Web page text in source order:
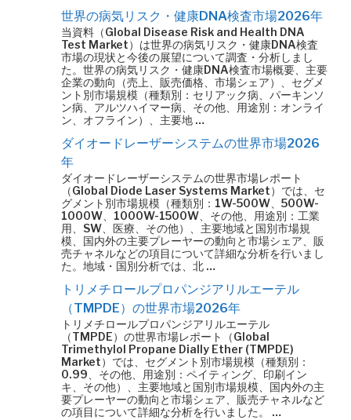
世界の病気リスク・健康DNA検査市場2026年
当資料（Global Disease Risk and Health DNA
Test Market）は世界の病気リスク・健康DNA検査
市場の現状と今後の展望について調査・分析しまし
た。世界の病気リスク・健康DNA検査市場概要、主要
企業の動向（売上、販売価格、市場シェア）、セグメ
ント別市場規模（種類別：セリアック病、パーキンソ
ン病、アルツハイマー病、その他、用途別：オンライ
ン、オフライン）、主要地 …
ダイオードレーザーシステムの世界市場2026
年
ダイオードレーザーシステムの世界市場レポート
（Global Diode Laser Systems Market）では、セ
グメント別市場規模（種類別：1W-500W、500W-
1000W、1000W-1500W、その他、用途別：工業
用、SW、医療、その他）、主要地域と国別市場規
模、国内外の主要プレーヤーの動向と市場シェア、販
売チャネルなどの項目について詳細な分析を行いまし
た。地域・国別分析では、北 …
トリメチロールプロパンジアリルエーテル
（TMPDE）の世界市場2026年
トリメチロールプロパンジアリルエーテル
（TMPDE）の世界市場レポート（Global
Trimethylol Propane Dially Ether (TMPDE)
Market）では、セグメント別市場規模（種類別：
0.99、その他、用途別：ペイティング、印刷イン
キ、その他）、主要地域と国別市場規模、国内外の主
要プレーヤーの動向と市場シェア、販売チャネルなど
の項目について詳細な分析を行いました。 …